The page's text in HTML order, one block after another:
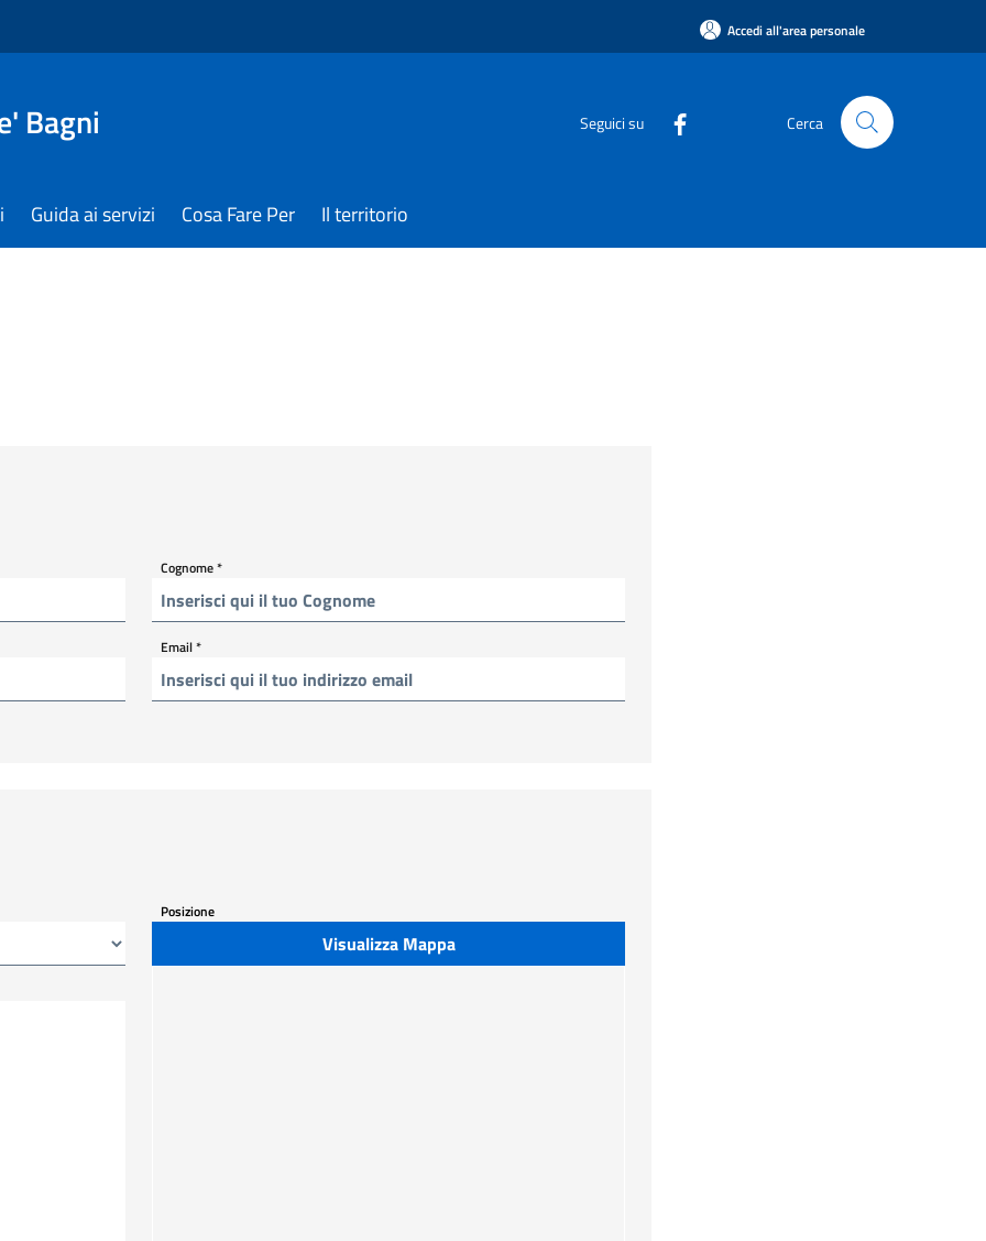
Accedi all'area personale
Bagni Seguici su Cerca
Guida ai servizi Cosa Fare Per Il territorio
Cognome*
Email*
Posizione
Visualizza Mappa